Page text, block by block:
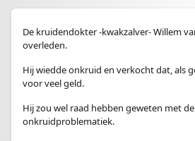
De kruidendokter -kwakzalver- Willem
overleden.
Hij wiedde onkruid en verkocht dat, als
voor veel geld.
Hij zou wel raad hebben geweten met
onkruidproblematiek.